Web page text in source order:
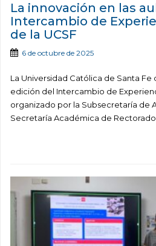
La innovación en las
Intercambio de
de la UCSF
6 de octubre de 2025
La Universidad Católica de Santa Fe
edición del Intercambio de
organizado por la Subsecretaría de
Secretaría Académica de